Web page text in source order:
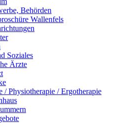
Behörden
Wallenfels
Soziales
Ärzte
/ Physiotherapie / Ergotherapie